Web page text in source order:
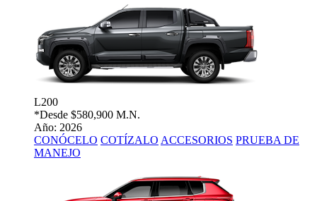
L200
*Desde $580,900 M.N.
Año: 2026
CONÓCELO COTÍZALO ACCESORIOS PRUEBA DE
MANEJO